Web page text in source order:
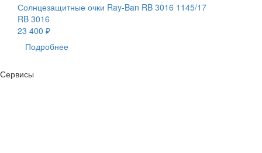
Солнцезащитные очки Ray-Ban RB 3016 1145/17
RB 3016
23 400 ₽
Подробнее
Сервисы